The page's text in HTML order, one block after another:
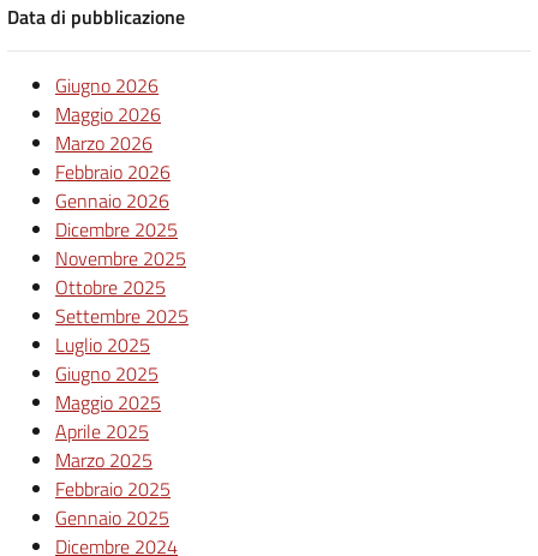
Data di pubblicazione
Giugno 2026
Maggio 2026
Marzo 2026
Febbraio 2026
Gennaio 2026
Dicembre 2025
Novembre 2025
Ottobre 2025
Settembre 2025
Luglio 2025
Giugno 2025
Maggio 2025
Aprile 2025
Marzo 2025
Febbraio 2025
Gennaio 2025
Dicembre 2024